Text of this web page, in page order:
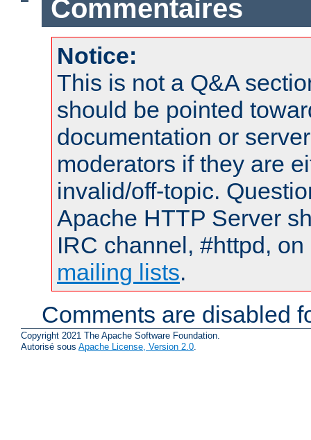
Commentaires
Notice:
This is not a Q&A
should be pointed
documentation or
moderators if they are
invalid/off-topic.
Apache HTTP Server
IRC channel, #httpd,
mailing lists.
Comments are disabled
Copyright 2021 The Apache Software Foundation.
Autorisé sous Apache License, Version 2.0.